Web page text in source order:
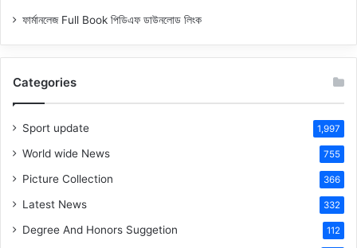
ফার্মানলেজ Full Book পিডিএফ ডাউনলোড লিংক
Categories
Sport update 1,997
World wide News 755
Picture Collection 366
Latest News 332
Degree And Honors Suggetion 112